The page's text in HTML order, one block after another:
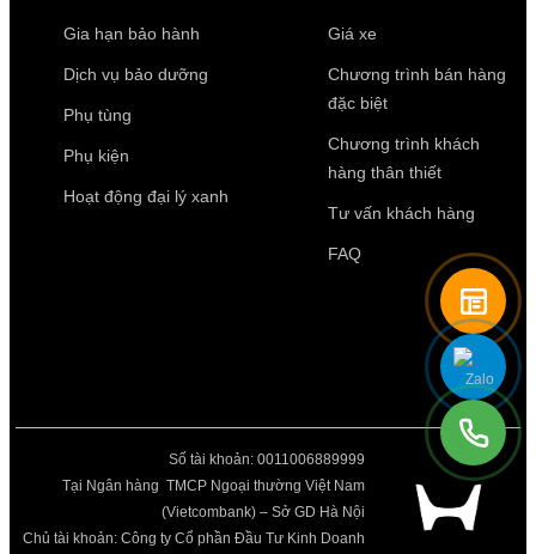
Gia hạn bảo hành
Dịch vụ bảo dưỡng
Phụ tùng
Phụ kiện
Hoạt động đại lý xanh
Giá xe
Chương trình bán hàng
đặc biệt
Chương trình khách
hàng thân thiết
Tư vấn khách hàng
FAQ
Số tài khoản: 0011006889999
Tại Ngân hàng TMCP Ngoại thường Việt Nam
(Vietcombank) – Sở GD Hà Nội
Chủ tài khoản: Công ty Cổ phần Đầu Tư Kinh Doanh